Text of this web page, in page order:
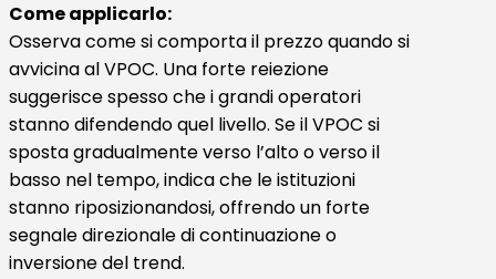
Come applicarlo:
Osserva come si comporta il prezzo quando si
avvicina al VPOC. Una forte reiezione
suggerisce spesso che i grandi operatori
stanno difendendo quel livello. Se il VPOC si
sposta gradualmente verso l’alto o verso il
basso nel tempo, indica che le istituzioni
stanno riposizionandosi, offrendo un forte
segnale direzionale di continuazione o
inversione del trend.